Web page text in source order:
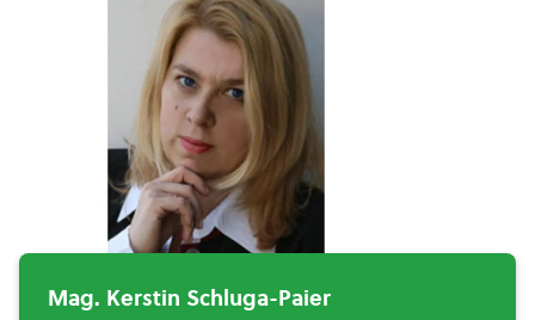
Mag. Kerstin Schluga-Paier